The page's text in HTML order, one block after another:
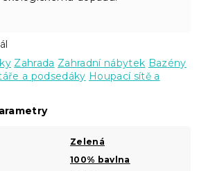
Zahrada Zahradní nábytek Bazény
a podsedáky Houpací sítě a
Zelená
100% bavlna